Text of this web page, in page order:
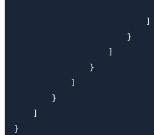
                            ]
                        }
                    ]
                }
            ]
        }
    ]